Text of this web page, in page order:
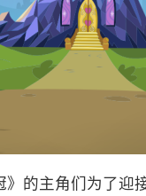
的主角们为了迎